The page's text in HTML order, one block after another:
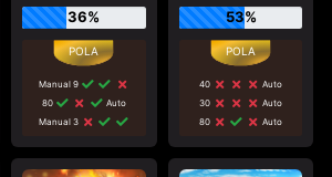
36%
Manual 9
80
Auto
Manual 3
53%
40
Auto
30
Auto
80
Auto